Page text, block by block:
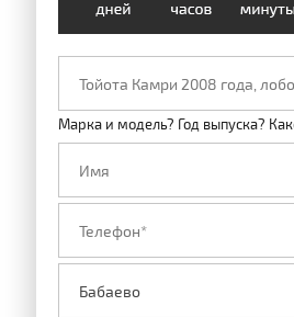
Марка и модель? Год выпуска?